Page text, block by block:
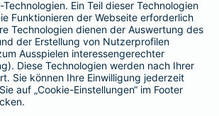
BELIEBTE SEITEN
Zusatzversicherung
Tierversicherungen
Haftpflichtversicherung
Hausratversicherung